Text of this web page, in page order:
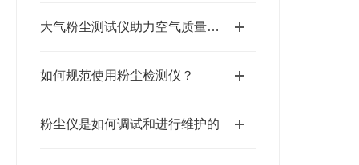
大气粉尘测试仪助力空气质量管理的挑战与机遇
如何规范使用粉尘检测仪？
粉尘仪是如何调试和进行维护的